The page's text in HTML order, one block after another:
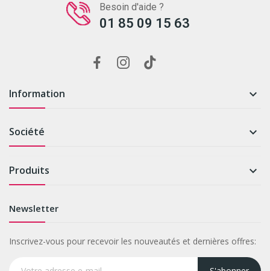
Besoin d'aide ?
01 85 09 15 63
Information 
Société 
Produits 
Newsletter
Inscrivez-vous pour recevoir les nouveautés et dernières offres: